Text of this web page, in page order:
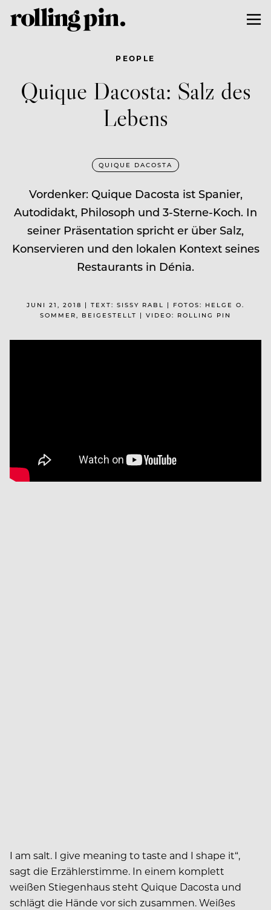
PEOPLE
Quique Dacosta: Salz des
Lebens
QUIQUE DACOSTA
Vordenker: Quique Dacosta ist Spanier,
Autodidakt, Philosoph und 3-Sterne-Koch. In
seiner Präsentation spricht er über Salz,
Konservieren und den lokalen Kontext seines
Restaurants in Dénia.
JUNI 21, 2018 | TEXT: SISSY RABL | FOTOS: HELGE O.
SOMMER, BEIGESTELLT | VIDEO: ROLLING PIN
I am salt. I give meaning to taste and I shape it“,
sagt die Erzählerstimme. In einem komplett
weißen Stiegenhaus steht Quique Dacosta und
schlägt die Hände vor sich zusammen. Weißes